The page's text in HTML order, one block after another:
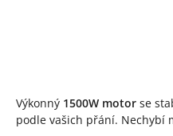
Výkonný 1500W motor se
podle vašich přání. Nechybí